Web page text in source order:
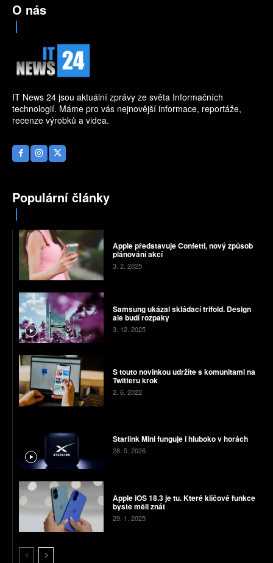
O nás
IT News 24 jsou aktuální zprávy ze světa Informačních
technologií. Máme pro vás nejnovější informace, reportáže,
recenze výrobků a videa.
Populární články
Apple představuje Confetti, nový způsob
plánování akcí
3. 2. 2025
Samsung ukázal skládací trifold. Design
ale budí rozpaky
3. 12. 2025
S touto novinkou udržíte s komunitami na
Twitteru krok
2. 6. 2022
Starlink Mini funguje i hluboko v horách
28. 5. 2026
Apple iOS 18.3 je tu. Které klíčové funkce
byste měli znát
29. 1. 2025